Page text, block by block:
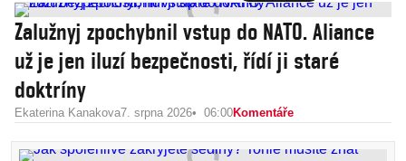
Zalužnyj zpochybnil vstup do NATO. Aliance
už je jen iluzí bezpečnosti, řídí ji staré
doktríny
Ekaterina Kanakova7. srpna 2026 06:00Komentáře